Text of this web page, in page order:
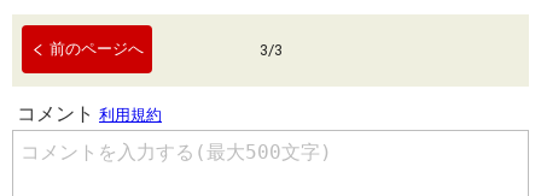
前のページへ 3/3